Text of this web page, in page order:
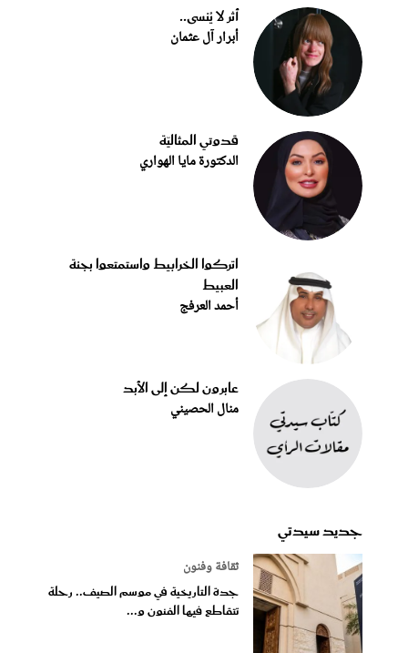
أثر لا يُنسى..
أبرار آل عثمان
قدوتي المثاليّة
الدكتورة مايا الهواري
اتركوا الخرابيط واستمتعوا بجنة
العبيط
أحمد العرفج
عابرون لكن إلى الأبد
منال الحصيني
جديد سيدتي
ثقافة وفنون
جدة التاريخية في موسم الصيف.. رحلة
تتقاطع فيها الفنون و...